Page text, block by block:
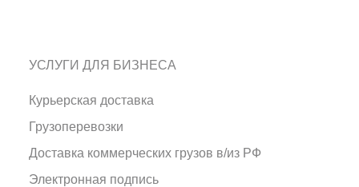
УСЛУГИ ДЛЯ БИЗНЕСА
Курьерская доставка
Грузоперевозки
Доставка коммерческих грузов в/из РФ
Электронная подпись